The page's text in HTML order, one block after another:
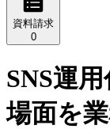
資料請求
0
SNS運
場面を